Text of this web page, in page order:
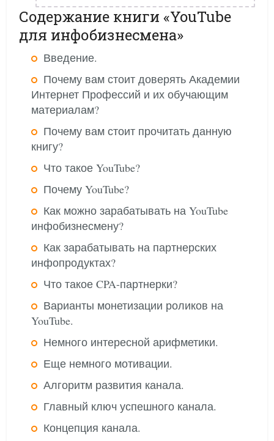
Содержание книги «YouTube
для инфобизнесмена»
Введение.
Почему вам стоит доверять Академии
Интернет Профессий и их обучающим
материалам?
Почему вам стоит прочитать данную
книгу?
Что такое YouTube?
Почему YouTube?
Как можно зарабатывать на YouTube
инфобизнесмену?
Как зарабатывать на партнерских
инфопродуктах?
Что такое CPA-партнерки?
Варианты монетизации роликов на
YouTube.
Немного интересной арифметики.
Еще немного мотивации.
Алгоритм развития канала.
Главный ключ успешного канала.
Концепция канала.